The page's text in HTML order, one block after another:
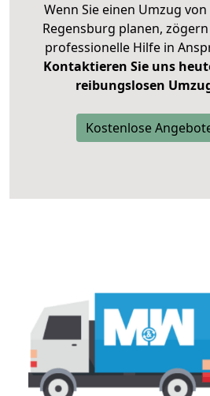
Wenn Sie einen Umzug
Regensburg planen,
professionelle Hilfe in
Kontaktieren Sie uns
reibungslosen
Kostenlose